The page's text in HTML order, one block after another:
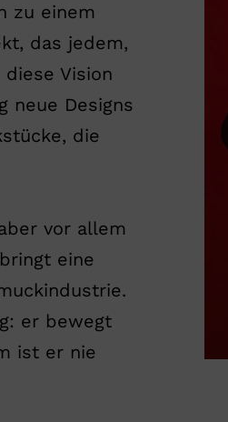
zu einem
das jedem,
Vision
neue Designs
die
vor allem
eine
er bewegt
ist er nie